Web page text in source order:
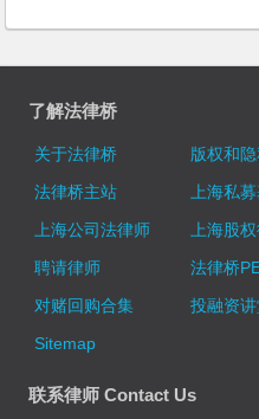
了解法律桥
关于法律桥 版权和
法律桥主站
上海私
上海公司法律师
上海股
聘请律师
法律桥
对赌回购合集
投融资
Sitemap
联系律师 Contact Us